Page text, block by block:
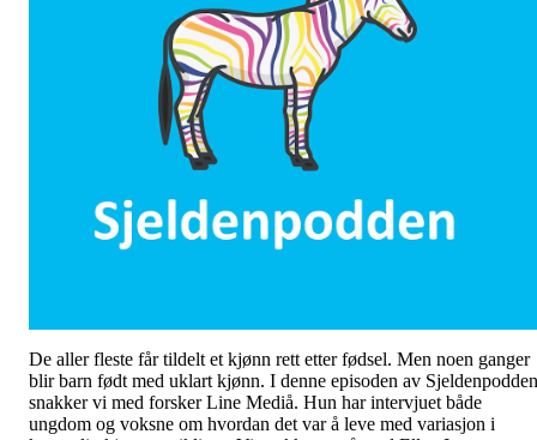
De aller fleste får tildelt et kjønn rett etter fødsel. Men noen ganger
blir barn født med uklart kjønn. I denne episoden av Sjeldenpodden
snakker vi med forsker Line Mediå. Hun har intervjuet både
ungdom og voksne om hvordan det var å leve med variasjon i